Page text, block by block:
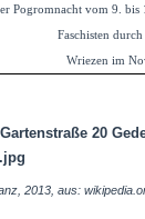
Pogromnacht vom 9. bis
Faschisten
Wriezen im
2013, aus: